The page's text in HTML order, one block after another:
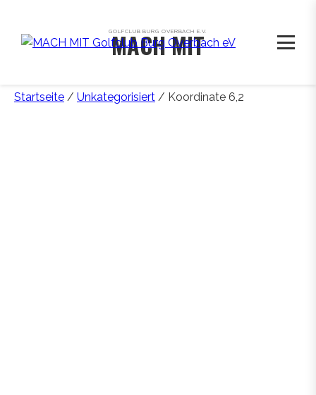
GOLFCLUB BURG OVERBACH E.V.
MACH MIT
Startseite / Unkategorisiert / Koordinate 6,2